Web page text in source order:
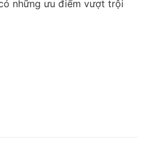
những ưu điểm vượt trội